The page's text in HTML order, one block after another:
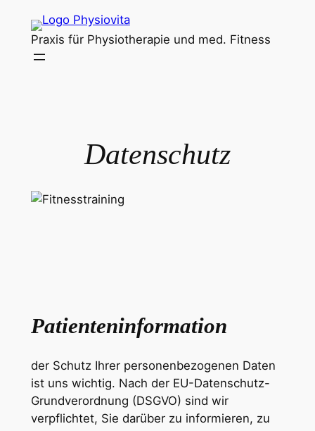
Inhalt
springen
Praxis für Physiotherapie und med. Fitness
Datenschutz
Patienteninformation
der Schutz Ihrer personenbezogenen Daten
ist uns wichtig. Nach der EU-Datenschutz-
Grundverordnung (DSGVO) sind wir
verpflichtet, Sie darüber zu informieren, zu